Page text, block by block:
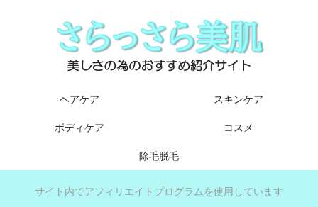
ヘアケア スキンケア
ボディケア コスメ
除毛脱毛
サイト内でアフィリエイトプログラムを使用しています